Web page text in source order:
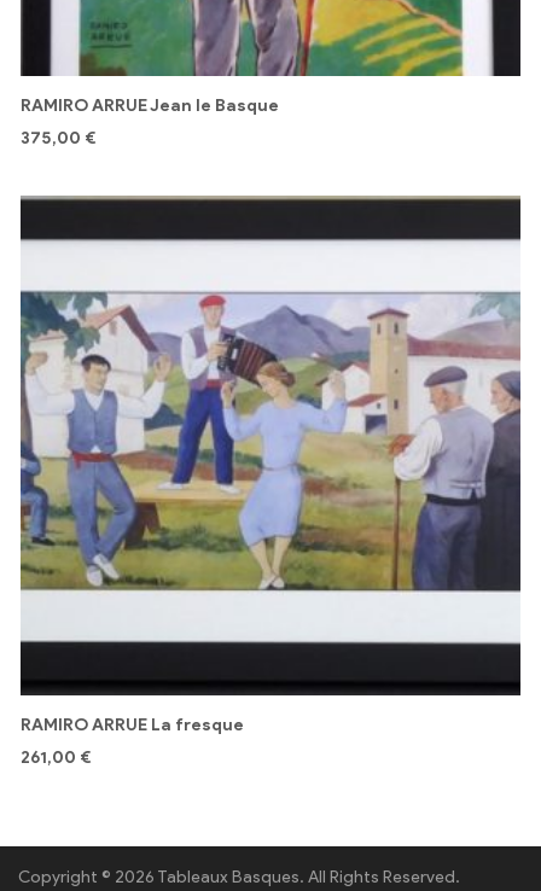
RAMIRO ARRUE Jean le Basque
375,00 €
RAMIRO ARRUE La fresque
261,00 €
Copyright © 2026 Tableaux Basques. All Rights Reserved.